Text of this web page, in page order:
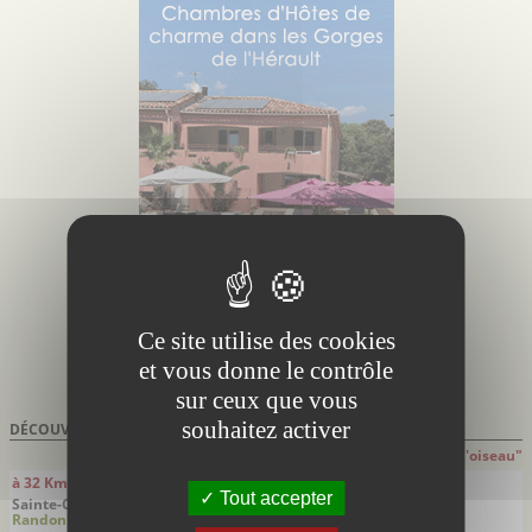
DÉCOUVRIR À PROXIMITÉ DE AIGUES-MORTES
Attention: distances indiquées à "Vol d'oiseau"
à 32 Km
Sainte-Croix de Quintillargues -
Hérault
Randonnées
à 33 Km
Nîmes - Gard
Villes villages
Ce site utilise des cookies
et vous donne le contrôle
sur ceux que vous
souhaitez activer
Tout accepter